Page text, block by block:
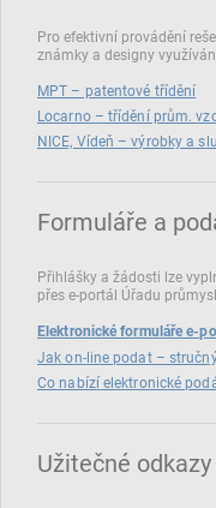
Pro efektivní provádění
známky a designy
MPT – patentové třídění
Locarno – třídění prům.
NICE, Vídeň – výrobky a
Formuláře a
Přihlášky a žádosti lze
přes e‑portál Úřadu
Elektronické formuláře e-
Jak on-line podat –
Co nabízí elektronické
Užitečné odkazy